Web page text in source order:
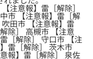
注意報】雷［解除］
市 【注意報】雷［解
田市 【注意報】雷
除］ 高槻市 【注意
［解除］ 守口市 【注
雷［解除］ 茨木市
報】雷［解除］ 泉佐